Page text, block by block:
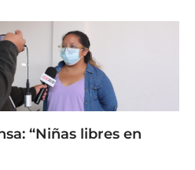
“Niñas libres en